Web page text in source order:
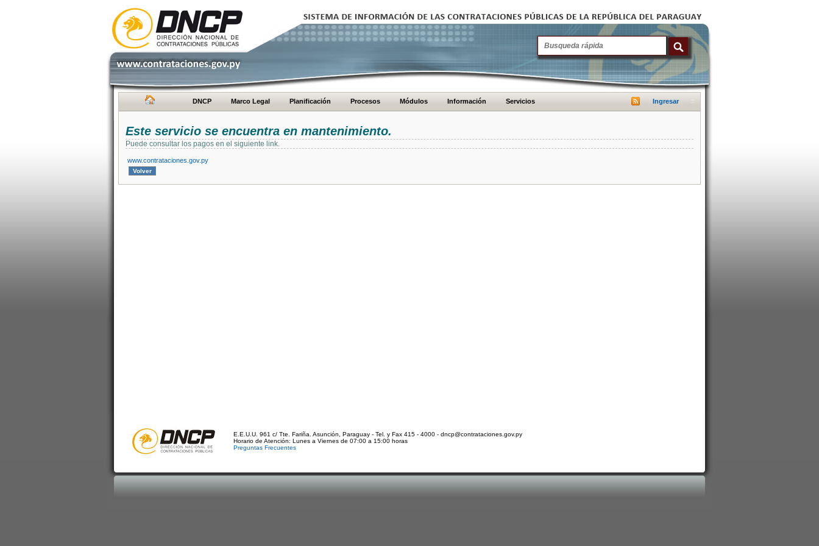
DNCP Marco Legal Planificación Procesos Módulos Información Servicios Ingresar
Este servicio se encuentra en mantenimiento.
Puede consultar los pagos en el siguiente link.
www.contrataciones.gov.py
E.E.U.U. 961 c/ Tte. Fariña. Asunción, Paraguay - Tel. y Fax 415 - 4000 - dncp@contrataciones.gov.py
Horario de Atención: Lunes a Viernes de 07:00 a 15:00 horas
Preguntas Frecuentes